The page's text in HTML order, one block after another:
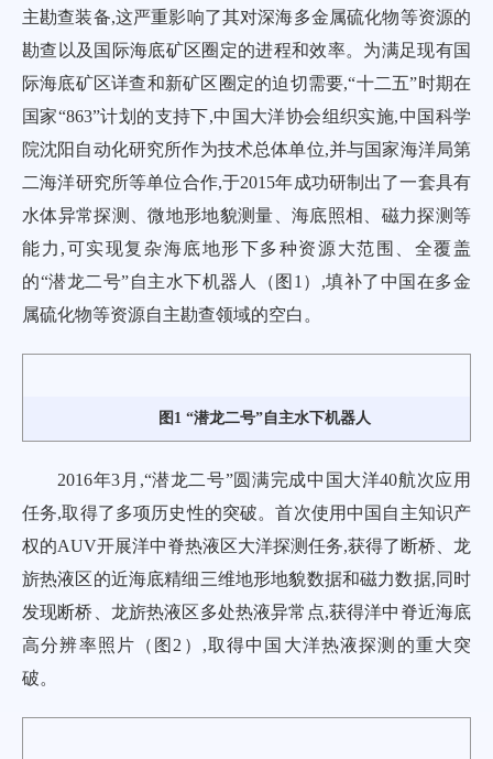
主勘查装备,这严重影响了其对深海多金属硫化物等资源的
勘查以及国际海底矿区圈定的进程和效率。为满足现有国
际海底矿区详查和新矿区圈定的迫切需要,“十二五”时期在
国家“863”计划的支持下,中国大洋协会组织实施,中国科学
院沈阳自动化研究所作为技术总体单位,并与国家海洋局第
二海洋研究所等单位合作,于2015年成功研制出了一套具有
水体异常探测、微地形地貌测量、海底照相、磁力探测等
能力,可实现复杂海底地形下多种资源大范围、全覆盖
的“潜龙二号”自主水下机器人（ 图1 ）,填补了中国在多金
属硫化物等资源自主勘查领域的空白。
图1 “潜龙二号”自主水下机器人
2016年3月,“潜龙二号”圆满完成中国大洋40航次应用
任务,取得了多项历史性的突破。首次使用中国自主知识产
权的AUV开展洋中脊热液区大洋探测任务,获得了断桥、龙
旂热液区的近海底精细三维地形地貌数据和磁力数据,同时
发现断桥、龙旂热液区多处热液异常点,获得洋中脊近海底
高分辨率照片（ 图2 ）,取得中国大洋热液探测的重大突
破。